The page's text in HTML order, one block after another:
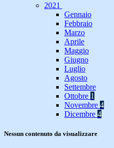
2021
Gennaio
Febbraio
Marzo
Aprile
Maggio
Giugno
Luglio
Agosto
Settembre
Ottobre 1
Novembre 4
Dicembre 4
Nessun contenuto da visualizzare